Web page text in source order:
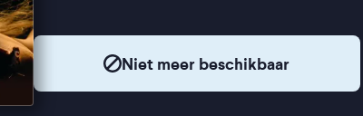
Niet meer beschikbaar